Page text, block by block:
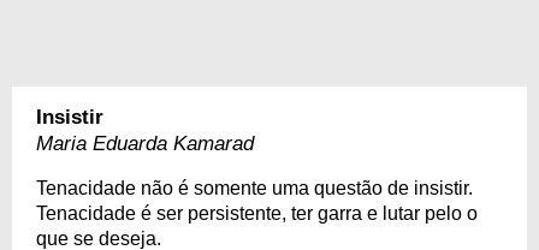
Insistir
Maria Eduarda Kamarad
Tenacidade não é somente uma questão de insistir.
Tenacidade é ser persistente, ter garra e lutar pelo o
que se deseja.